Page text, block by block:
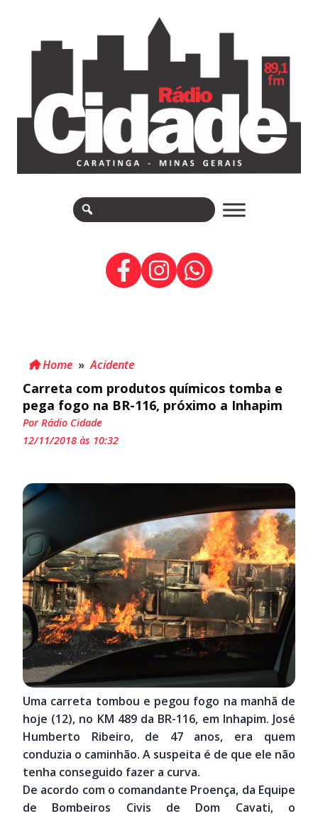
Home »Acidente
Carreta com produtos químicos tomba e
pega fogo na BR-116, próximo a Inhapim
Por Rádio Cidade
12/11/2018 às 10:32
Uma carreta tombou e pegou fogo na manhã de
hoje (12), no KM 489 da BR-116, em Inhapim. José
Humberto Ribeiro, de 47 anos, era quem
conduzia o caminhão. A suspeita é de que ele não
tenha conseguido fazer a curva.
De acordo com o comandante Proença, da Equipe
de Bombeiros Civis de Dom Cavati, o